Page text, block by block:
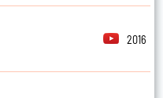
2016